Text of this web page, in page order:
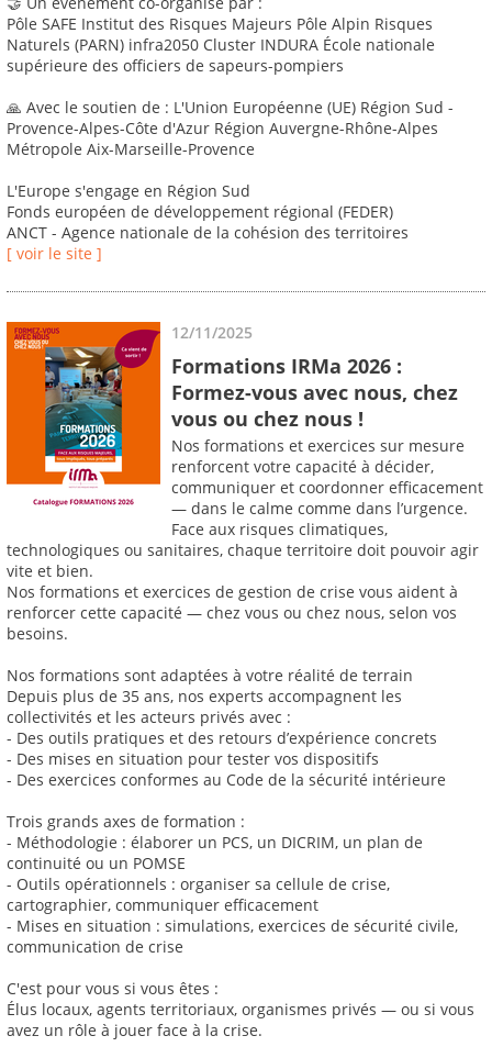
Pôle SAFE Institut des Risques Majeurs Pôle Alpin Risques
Naturels (PARN) infra2050 Cluster INDURA École nationale
supérieure des officiers de sapeurs-pompiers
🙏 Avec le soutien de : L'Union Européenne (UE) Région Sud -
Provence-Alpes-Côte d'Azur Région Auvergne-Rhône-Alpes
Métropole Aix-Marseille-Provence
L'Europe s'engage en Région Sud
Fonds européen de développement régional (FEDER)
ANCT - Agence nationale de la cohésion des territoires
[ voir le site ]
12/11/2025
Formations IRMa 2026 :
Formez-vous avec nous, chez
vous ou chez nous !
Nos formations et exercices sur mesure
renforcent votre capacité à décider,
communiquer et coordonner efficacement
— dans le calme comme dans l’urgence.
Face aux risques climatiques,
technologiques ou sanitaires, chaque territoire doit pouvoir agir
vite et bien.
Nos formations et exercices de gestion de crise vous aident à
renforcer cette capacité — chez vous ou chez nous, selon vos
besoins.
Nos formations sont adaptées à votre réalité de terrain
Depuis plus de 35 ans, nos experts accompagnent les
collectivités et les acteurs privés avec :
- Des outils pratiques et des retours d’expérience concrets
- Des mises en situation pour tester vos dispositifs
- Des exercices conformes au Code de la sécurité intérieure
Trois grands axes de formation :
- Méthodologie : élaborer un PCS, un DICRIM, un plan de
continuité ou un POMSE
- Outils opérationnels : organiser sa cellule de crise,
cartographier, communiquer efficacement
- Mises en situation : simulations, exercices de sécurité civile,
communication de crise
C'est pour vous si vous êtes :
Élus locaux, agents territoriaux, organismes privés — ou si vous
avez un rôle à jouer face à la crise.